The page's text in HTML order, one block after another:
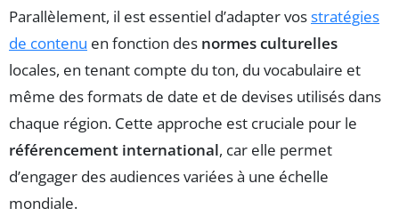
Parallèlement, il est essentiel d’adapter vosstratégies
de contenu en fonction des normes culturelles
locales, en tenant compte du ton, du vocabulaire et
même des formats de date et de devises utilisés dans
chaque région. Cette approche est cruciale pour le
référencement international, car elle permet
d’engager des audiences variées à une échelle
mondiale.